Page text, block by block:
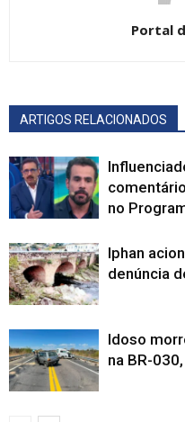
Portal
ARTIGOS RELACIONADOS
no
Iphan
denúncia
Idoso
na BR-